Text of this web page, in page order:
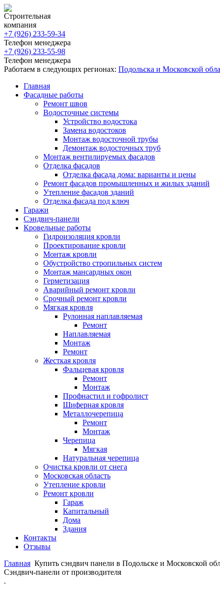
Строительная
компания
+7 (926) 233-59-34
Телефон менеджера
+7 (926) 233-55-98
Телефон менеджера
Работаем в следующих регионах: Подольска и Московской
Главная
Фасадные работы
Ремонт швов
Водосточные системы
Устройство водостока
Замена водостоков
Монтаж водосточной трубы
Демонтаж водосточных труб
Монтаж вентилируемых фасадов
Отделка фасадов
Отделка фасада дома: варианты и цены
Ремонт фасадов промышленных и жилых зданий
Утепление фасадов зданий
Отделка фасада под ключ
Гаражи
Сэндвич-панели
Кровельные работы
Гидроизоляция кровли
Проектирование кровли
Монтаж кровли
Обустройство стропильных систем
Монтаж мансардных окон
Герметизация
Аварийный ремонт кровли
Срочный ремонт кровли
Мягкая кровля
Рулонная наплавляемая
Ремонт
Наплавляемая
Монтаж
Ремонт
Жесткая кровля
Фальцевая кровля
Ремонт
Монтаж
Профнастил и гофролист
Шиферная кровля
Металлочерепица
Ремонт
Монтаж
Черепица
Мягкая
Натуральная черепица
Очистка кровли от снега
Московская область
Утепление кровли
Ремонт кровли
Гараж
Капитальный
Дома
Здания
Контакты
Отзывы
Главная Купить сэндвич панели в Подольске и Московской
Сэндвич-панели от производителя
.